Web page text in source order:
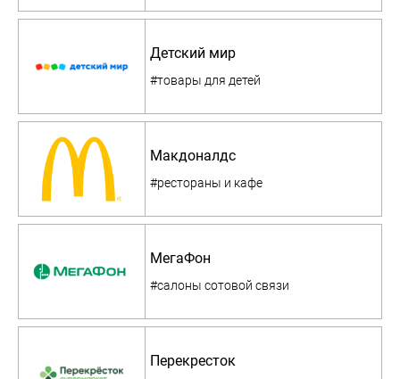
Детский мир
#товары для детей
Макдоналдс
#рестораны и кафе
МегаФон
#салоны сотовой связи
Перекресток